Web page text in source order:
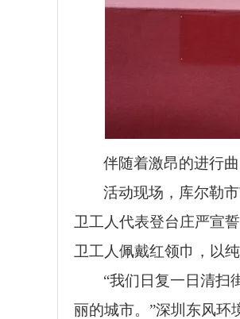
伴随着激昂的进行
活动现场，库尔勒
卫工人代表登台庄严宣
卫工人佩戴红领巾，以
“我们日复一日清扫
丽的城市。”深圳东风环